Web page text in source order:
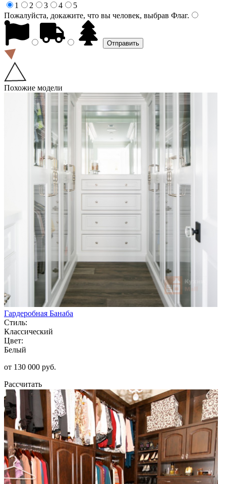
1
2 3 4
5
Пожалуйста, докажите, что вы человек, выбрав Флаг.
Похожие модели
Гардеробная Банаба
Стиль:
Классический
Цвет:
Белый
от 130 000 руб.
Рассчитать